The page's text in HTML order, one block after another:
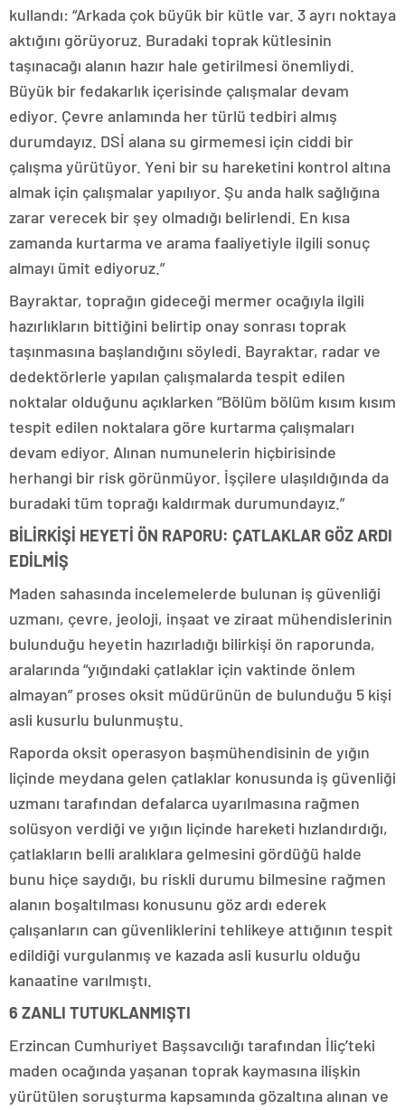
kullandı: “Arkada çok büyük bir kütle var. 3 ayrı noktaya
aktığını görüyoruz. Buradaki toprak kütlesinin
taşınacağı alanın hazır hale getirilmesi önemliydi.
Büyük bir fedakarlık içerisinde çalışmalar devam
ediyor. Çevre anlamında her türlü tedbiri almış
durumdayız. DSİ alana su girmemesi için ciddi bir
çalışma yürütüyor. Yeni bir su hareketini kontrol altına
almak için çalışmalar yapılıyor. Şu anda halk sağlığına
zarar verecek bir şey olmadığı belirlendi. En kısa
zamanda kurtarma ve arama faaliyetiyle ilgili sonuç
almayı ümit ediyoruz.”
Bayraktar, toprağın gideceği mermer ocağıyla ilgili
hazırlıkların bittiğini belirtip onay sonrası toprak
taşınmasına başlandığını söyledi. Bayraktar, radar ve
dedektörlerle yapılan çalışmalarda tespit edilen
noktalar olduğunu açıklarken “Bölüm bölüm kısım kısım
tespit edilen noktalara göre kurtarma çalışmaları
devam ediyor. Alınan numunelerin hiçbirisinde
herhangi bir risk görünmüyor. İşçilere ulaşıldığında da
buradaki tüm toprağı kaldırmak durumundayız.”
BİLİRKİŞİ HEYETİ ÖN RAPORU: ÇATLAKLAR GÖZ ARDI
EDİLMİŞ
Maden sahasında incelemelerde bulunan iş güvenliği
uzmanı, çevre, jeoloji, inşaat ve ziraat mühendislerinin
bulunduğu heyetin hazırladığı bilirkişi ön raporunda,
aralarında “yığındaki çatlaklar için vaktinde önlem
almayan” proses oksit müdürünün de bulunduğu 5 kişi
asli kusurlu bulunmuştu.
Raporda oksit operasyon başmühendisinin de yığın
liçinde meydana gelen çatlaklar konusunda iş güvenliği
uzmanı tarafından defalarca uyarılmasına rağmen
solüsyon verdiği ve yığın liçinde hareketi hızlandırdığı,
çatlakların belli aralıklara gelmesini gördüğü halde
bunu hiçe saydığı, bu riskli durumu bilmesine rağmen
alanın boşaltılması konusunu göz ardı ederek
çalışanların can güvenliklerini tehlikeye attığının tespit
edildiği vurgulanmış ve kazada asli kusurlu olduğu
kanaatine varılmıştı.
6 ZANLI TUTUKLANMIŞTI
Erzincan Cumhuriyet Başsavcılığı tarafından İliç’teki
maden ocağında yaşanan toprak kaymasına ilişkin
yürütülen soruşturma kapsamında gözaltına alınan ve